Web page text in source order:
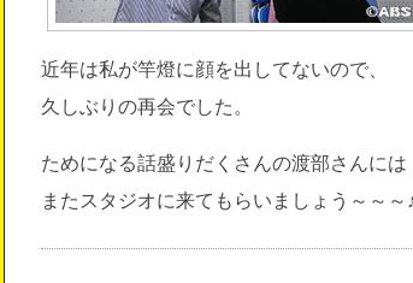
近年は私が竿燈に顔を出してないので、
久しぶりの再会でした。
ためになる話盛りだくさんの渡部さんには
またスタジオに来てもらいましょう～～～